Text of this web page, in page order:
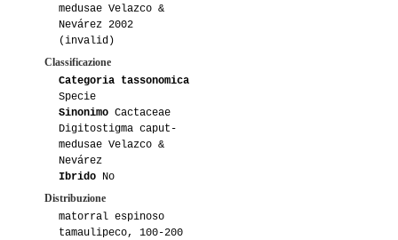
09-2010 Artistichousewife
07-2010
06-2010 Astro-sk
06-2010 Lampughi
09-2009 Astro-sk
09-2009 Artistichousewife
medusae Velazco &
Nevárez 2002
(invalid)
Classificazione
Categoria tassonomica
Specie
Sinonimo Cactaceae
Digitostigma caput-
medusae Velazco &
Nevárez
Ibrido No
Distribuzione
matorral espinoso
tamaulipeco, 100-200